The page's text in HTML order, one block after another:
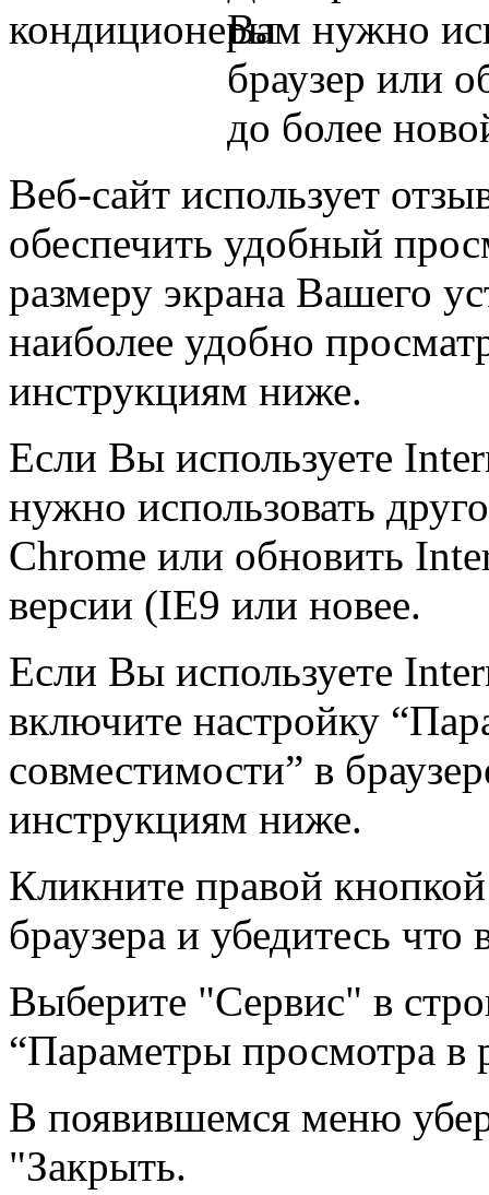
Вам нужно
браузер или
до более
Веб-сайт использует
обеспечить удобный
размеру экрана Вашего
наиболее удобно
инструкциям ниже.
Если Вы используете
нужно использовать
Chrome или обновить
версии (IE9 или новее.
Если Вы используете
включите настройку
совместимости” в
инструкциям ниже.
Кликните правой
браузера и убедитесь
Выберите "Сервис" в
“Параметры просмотра в
В появившемся меню
"Закрыть.